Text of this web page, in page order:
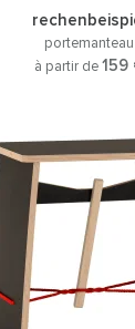
portemanteau
à partir de 159